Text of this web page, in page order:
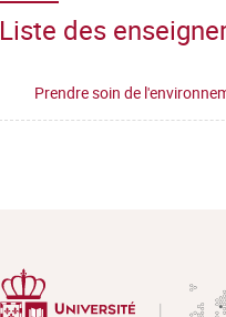
Liste des
Prendre soin de